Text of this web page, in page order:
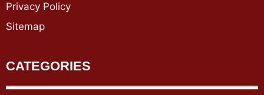
Privacy Policy
Sitemap
CATEGORIES